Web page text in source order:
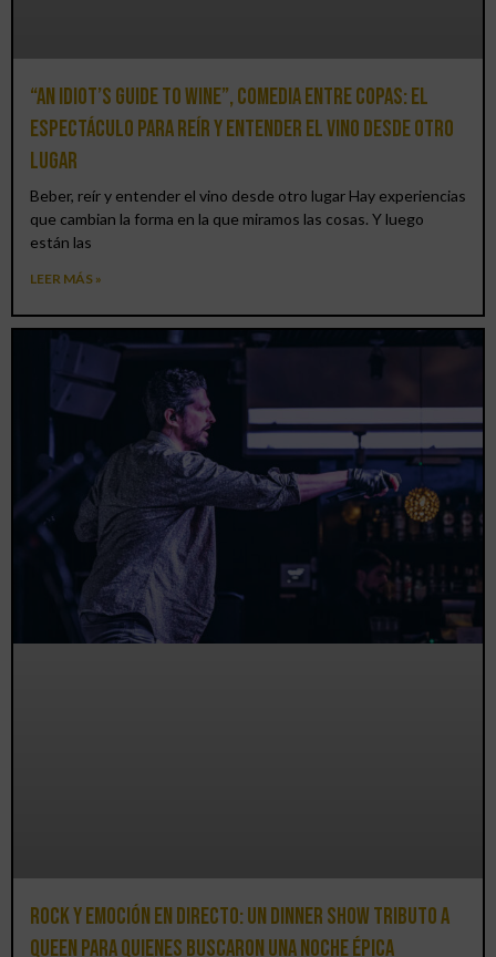
“An Idiot’s Guide to Wine”, comedia entre copas: el
espectáculo para reír y entender el vino desde otro
lugar
Beber, reír y entender el vino desde otro lugar Hay experiencias
que cambian la forma en la que miramos las cosas. Y luego
están las
LEER MÁS »
Rock y emoción en directo: un Dinner Show Tributo a
Queen para quienes buscaron una noche épica